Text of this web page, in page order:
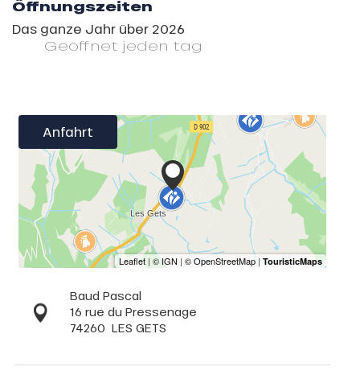
Öffnungszeiten
Das ganze Jahr über 2026
Geöffnet jeden tag
Anfahrt
Baud Pascal
16 rue du Pressenage
74260 LES GETS